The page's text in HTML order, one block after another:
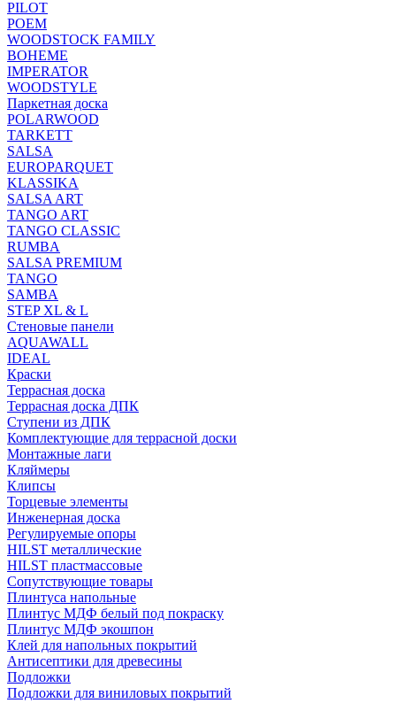
PILOT
POEM
WOODSTOCK FAMILY
BOHEME
IMPERATOR
WOODSTYLE
Паркетная доска
POLARWOOD
TARKETT
SALSA
EUROPARQUET
KLASSIKA
SALSA ART
TANGO ART
TANGO CLASSIC
RUMBA
SALSA PREMIUM
TANGO
SAMBA
STEP XL & L
Стеновые панели
AQUAWALL
IDEAL
Краски
Террасная доска
Террасная доска ДПК
Ступени из ДПК
Комплектующие для террасной доски
Монтажные лаги
Кляймеры
Клипсы
Торцевые элементы
Инженерная доска
Регулируемые опоры
HILST металлические
HILST пластмассовые
Сопутствующие товары
Плинтуса напольные
Плинтус МДФ белый под покраску
Плинтус МДФ экошпон
Клей для напольных покрытий
Антисептики для древесины
Подложки
Подложки для виниловых покрытий